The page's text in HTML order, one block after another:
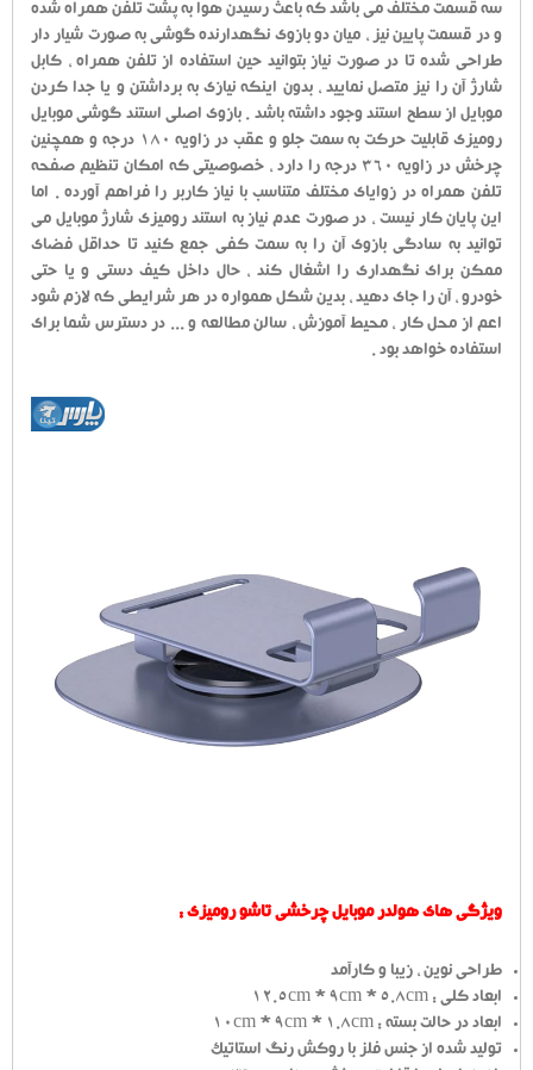
سه قسمت مختلف می باشد که باعث رسیدن هوا به پشت تلفن همراه شده
و در قسمت پایین نیز ، میان دو بازوی نگهدارنده گوشی به صورت شیار دار
طراحی شده تا در صورت نیاز بتوانید حین استفاده از تلفن همراه ، کابل
شارژ آن را نیز متصل نمایید ، بدون اینکه نیازی به برداشتن و یا جدا کردن
موبایل از سطح استند وجود داشته باشد . بازوی اصلی استند گوشی موبایل
رومیزی قابلیت حرکت به سمت جلو و عقب در زاویه 180 درجه و همچنین
چرخش در زاویه 360 درجه را دارد ، خصوصیتی که امکان تنظیم صفحه
تلفن همراه در زوایای مختلف متناسب با نیاز کاربر را فراهم آورده . اما
این پایان کار نیست ، در صورت عدم نیاز به استند رومیزی شارژ موبایل می
توانید به سادگی بازوی آن را به سمت کفی جمع کنید تا حداقل فضای
ممکن برای نگهداری را اشغال کند ، حال داخل کیف دستی و یا حتی
خودرو ، آن را جای دهید ، بدین شکل همواره در هر شرایطی که لازم شود
اعم از محل کار ، محیط آموزش ، سالن مطالعه و ... در دسترس شما برای
استفاده خواهد بود .
ویژگی های هولدر موبایل چرخشی تاشو رومیزی :
طراحی نوین ، زیبا و کارآمد
ابعاد کلی : 12.5cm * 9cm * 5.8cm
ابعاد در حالت بسته : 10cm * 9cm * 1.8cm
تولید شده از جنس فلز با روکش رنگ استاتیک